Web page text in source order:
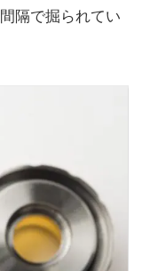
隔で掘られてい